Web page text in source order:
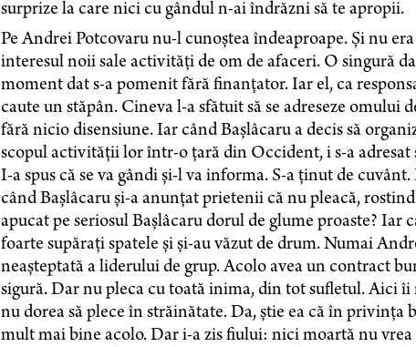
surprize la care nici cu gândul n-ai îndrăzni să te apropii.
Pe Andrei Potcovaru nu-l cunoștea îndeaproape. Și nu
interesul noii sale activități de om de afaceri. O singură
moment dat s-a pomenit fără finanțator. Iar el, ca
caute un stăpân. Cineva l-a sfătuit să se adreseze omului
fără nicio disensiune. Iar când Bașlâcaru a decis să
scopul activității lor într-o țară din Occident, i s-a
I-a spus că se va gândi și-l va informa. S-a ținut de
când Bașlâcaru și-a anunțat prietenii că nu pleacă,
apucat pe seriosul Bașlâcaru dorul de glume proaste? Iar
foarte supărați spatele și și-au văzut de drum. Numai
neașteptată a liderului de grup. Acolo avea un contract
sigură. Dar nu pleca cu toată inima, din tot sufletul. Aici
nu dorea să plece în străinătate. Da, știe ea că în privința
mult mai bine acolo. Dar i-a zis fiului: nici moartă nu vrea